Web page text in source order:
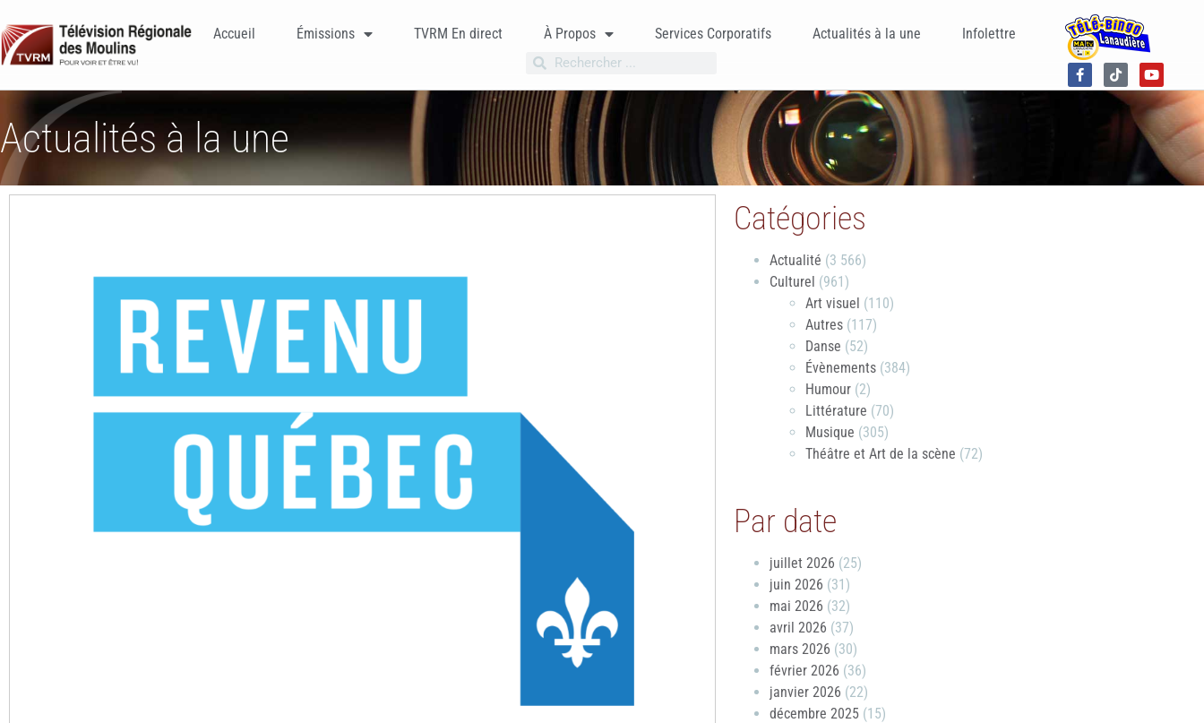
Accueil Émissions TVRM En direct À Propos Services Corporatifs Actualités à la une Infolettre
Actualités à la une
Catégories
Actualité (3 566)
Culturel (961)
Art visuel (110)
Autres (117)
Danse (52)
Évènements (384)
Humour (2)
Littérature (70)
Musique (305)
Théâtre et Art de la scène (72)
Par date
juillet 2026 (25)
juin 2026 (31)
mai 2026 (32)
avril 2026 (37)
mars 2026 (30)
février 2026 (36)
janvier 2026 (22)
décembre 2025 (15)